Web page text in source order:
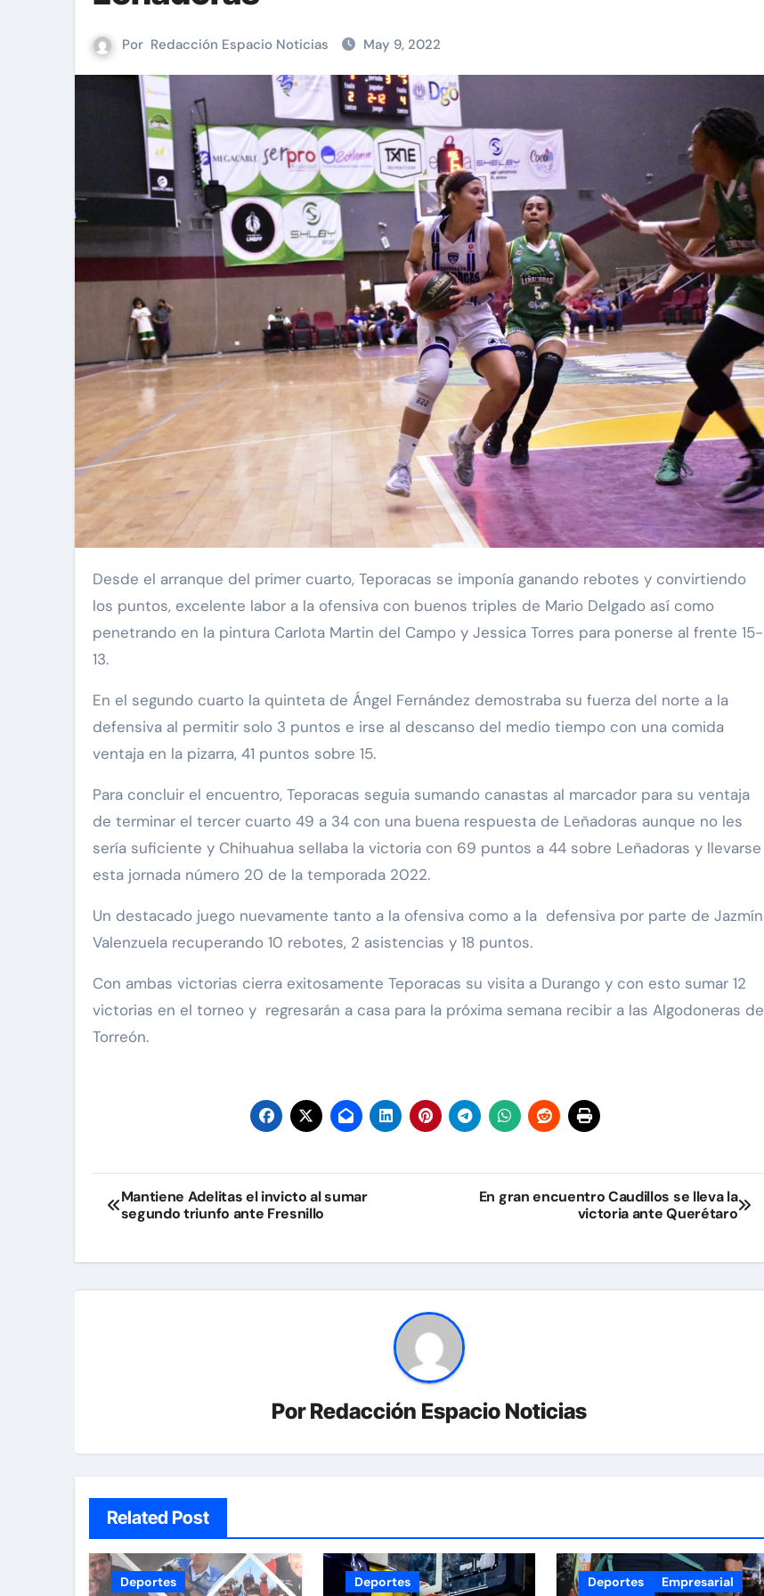
Por Redacción Espacio Noticias May 9, 2022
Desde el arranque del primer cuarto, Teporacas se imponía ganando rebotes y convirtiendo
los puntos, excelente labor a la ofensiva con buenos triples de Mario Delgado así como
penetrando en la pintura Carlota Martin del Campo y Jessica Torres para ponerse al frente 15-
13.
En el segundo cuarto la quinteta de Ángel Fernández demostraba su fuerza del norte a la
defensiva al permitir solo 3 puntos e irse al descanso del medio tiempo con una comida
ventaja en la pizarra, 41 puntos sobre 15.
Para concluir el encuentro, Teporacas seguia sumando canastas al marcador para su ventaja
de terminar el tercer cuarto 49 a 34 con una buena respuesta de Leñadoras aunque no les
sería suficiente y Chihuahua sellaba la victoria con 69 puntos a 44 sobre Leñadoras y llevarse
esta jornada número 20 de la temporada 2022.
Un destacado juego nuevamente tanto a la ofensiva como a la defensiva por parte de Jazmín
Valenzuela recuperando 10 rebotes, 2 asistencias y 18 puntos.
Con ambas victorias cierra exitosamente Teporacas su visita a Durango y con esto sumar 12
victorias en el torneo y regresarán a casa para la próxima semana recibir a las Algodoneras de
Torreón.
Navegación
de
entradas
Mantiene Adelitas el invicto al sumar
segundo triunfo ante Fresnillo
En gran encuentro Caudillos se lleva la
victoria ante Querétaro
PorRedacción Espacio Noticias
Related Post
Deportes Deportes Deportes
Empresarial